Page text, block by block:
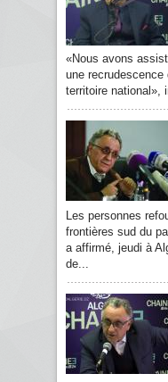
«Nous avons
une
territoire national»,
Les personnes
frontières sud du
a affirmé, jeudi à
de...